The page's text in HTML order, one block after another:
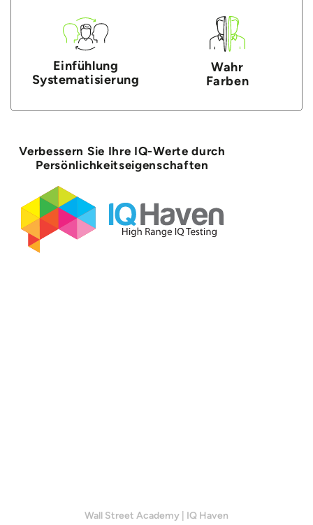
Einfühlung
Systematisierung
Wahr
Farben
Verbessern Sie Ihre IQ-Werte durch
Persönlichkeitseigenschaften
Wall Street Academy IQ Haven